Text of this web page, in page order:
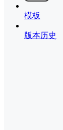
模板
版本历史